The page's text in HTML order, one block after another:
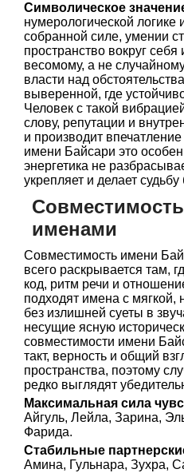
Символическое
нумерологической
собранной силе, умении
пространство вокруг себя
весомому, а не
власти над
выверенной, где
Человек с такой
слову, репутации и
и производит
имени Байсари это
энергетика не
укрепляет и делает
именами
Совместимость имени
всего раскрывается там,
код, ритм речи и
подходят имена с мягкой,
без излишней суеты в
несущие ясную
совместимости имени
такт, верность и общий
пространства, поэтому
редко выглядят
Максимальная сила
Айгуль, Лейла, Зарина,
Фарида.
Стабильные
Амина, Гульнара, Зухра,